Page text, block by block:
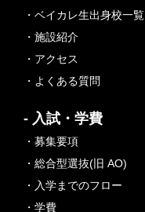
・ベイカレ生出身校一覧
・施設紹介
・アクセス
・よくある質問
- 入試・学費
・募集要項
・総合型選抜(旧 AO)
・入学までのフロー
・学費